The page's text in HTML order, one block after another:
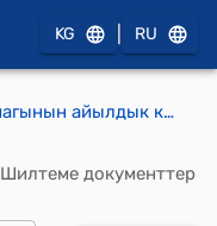
KG RU
Баш-Булак айыл аймагынын айылдык кеңешинин 2025-жылдын 11-июлу № 7/14 Баш-Булак айыл аймагынын Баш-Булак айылындагы 313- контурундагы 0,26 га, 315-контурундагы 1,19 га таза жайыт эсебиндеги жер тилкесин “өнөр жайынын, транспорттун, байланыштын, энергетиканын, коргонуунун жерлери жана башка багыттагы жерлер” категориясына которууга макулдук берүү жөнүндө токтому
Шилтеме документтер